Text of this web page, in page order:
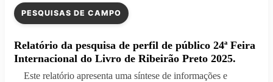
PESQUISAS DE CAMPO
Relatório da pesquisa de perfil de público 24ª Feira
Internacional do Livro de Ribeirão Preto 2025.
Este relatório apresenta uma síntese de informações e